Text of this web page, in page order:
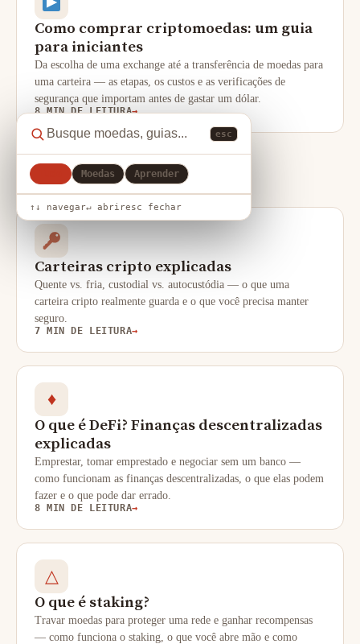
esc
Moedas Aprender
↑↓ navegar↵ abriresc fechar
Como comprar criptomoedas: um guia
para iniciantes
Da escolha de uma exchange até a transferência de moedas para
uma carteira — as etapas, os custos e as verificações de
segurança que importam antes de gastar um dólar.
8 MIN DE LEITURA→
CRIPTO
Carteiras cripto explicadas
Quente vs. fria, custodial vs. autocustódia — o que uma
carteira cripto realmente guarda e o que você precisa manter
seguro.
7 MIN DE LEITURA→
♦
O que é DeFi? Finanças descentralizadas
explicadas
Emprestar, tomar emprestado e negociar sem um banco —
como funcionam as finanças descentralizadas, o que elas podem
fazer e o que pode dar errado.
8 MIN DE LEITURA→
△
O que é staking?
Travar moedas para proteger uma rede e ganhar recompensas
— como funciona o staking, o que você abre mão e como